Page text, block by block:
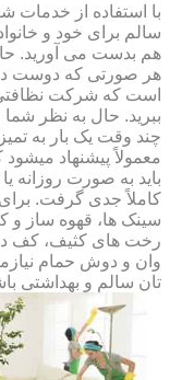
با استفاده از خدمات
سالم برای خود و
هم بدست می آورید. حال
هر صورتی که دوست
است که شرکت نظافتی
ببرید. حال به نظر
چند وقت یک بار به
معمولاً پیشنهاد
باید به صورت روزانه
کاملاً جدی گرفت. برای
سینک ها، قهوه ساز و
رخت های کثیف، کف
وان و دوش حمام
تان سالم و بهداشتی